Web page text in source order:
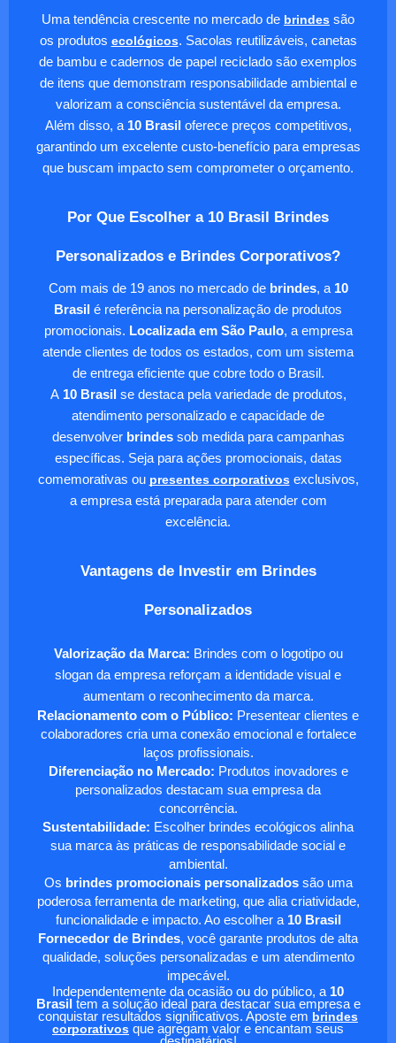
Uma tendência crescente no mercado de brindes são
os produtos ecológicos. Sacolas reutilizáveis, canetas
de bambu e cadernos de papel reciclado são exemplos
de itens que demonstram responsabilidade ambiental e
valorizam a consciência sustentável da empresa.
Além disso, a 10 Brasiloferece preços competitivos,
garantindo um excelente custo-benefício para empresas
que buscam impacto sem comprometer o orçamento.
Por Que Escolher a 10 Brasil Brindes
Personalizados e Brindes Corporativos?
Com mais de 19 anos no mercado de brindes, a 10
Brasil é referência na personalização de produtos
promocionais. Localizada em São Paulo, a empresa
atende clientes de todos os estados, com um sistema
de entrega eficiente que cobre todo o Brasil.
A10 Brasilse destaca pela variedade de produtos,
atendimento personalizado e capacidade de
desenvolver brindessob medida para campanhas
específicas. Seja para ações promocionais, datas
comemorativas ou presentes corporativosexclusivos,
a empresa está preparada para atender com
excelência.
Vantagens de Investir em Brindes
Personalizados
Valorização da Marca: Brindes com o logotipo ou
slogan da empresa reforçam a identidade visual e
aumentam o reconhecimento da marca.
Relacionamento com o Público: Presentear clientes e
colaboradores cria uma conexão emocional e fortalece
laços profissionais.
Diferenciação no Mercado: Produtos inovadores e
personalizados destacam sua empresa da
concorrência.
Sustentabilidade: Escolher brindes ecológicos alinha
sua marca às práticas de responsabilidade social e
ambiental.
Os brindes promocionais personalizadossão uma
poderosa ferramenta de marketing, que alia criatividade,
funcionalidade e impacto. Ao escolher a 10 Brasil
Fornecedor de Brindes, você garante produtos de alta
qualidade, soluções personalizadas e um atendimento
impecável.
Independentemente da ocasião ou do público, a 10
Brasil tem a solução ideal para destacar sua empresa e
conquistar resultados significativos. Aposte em brindes
corporativos que agregam valor e encantam seus